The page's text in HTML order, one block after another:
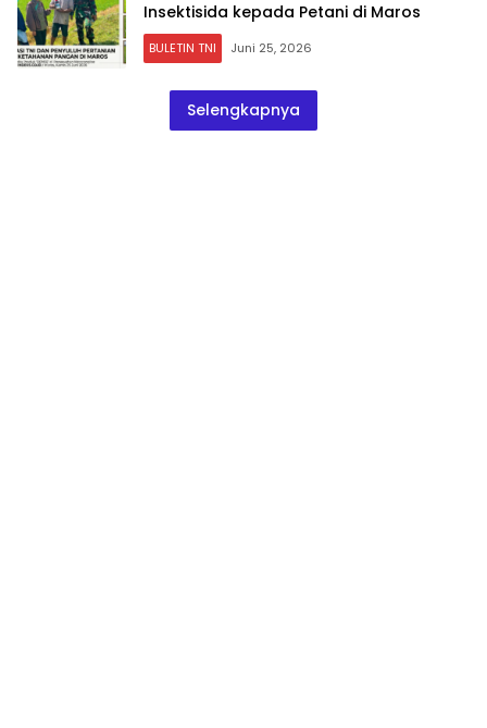
Insektisida kepada Petani di Maros
BULETIN TNI Juni 25, 2026
Selengkapnya